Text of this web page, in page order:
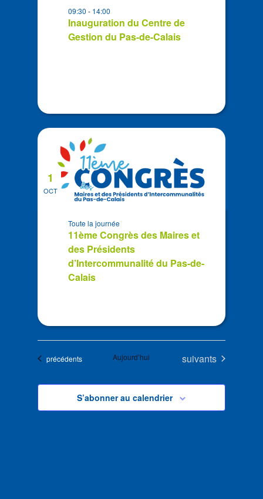
Photo
ViewInauguration du Centre de
Gestion du Pas-de-Calais
09:30- 14:00
OCT
1
11ème Congrès des Maires et
des Présidents
d’Intercommunalité du Pas-de-
Calais
Toute la journée
Évènements
précédents Aujourd’hui Évènements
suivants
S’abonner au calendrier